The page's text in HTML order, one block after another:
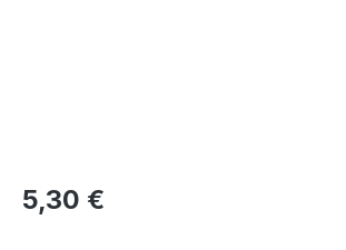
Regulärer Preis:
5,30 €